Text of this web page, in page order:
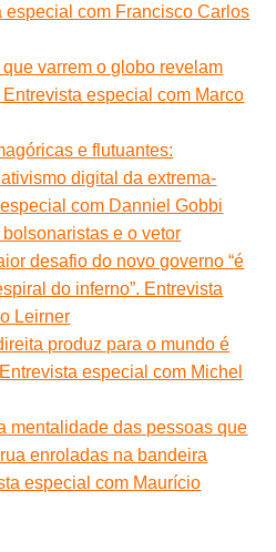
especial com Francisco Carlos
varrem o globo revelam
especial com Marco
e flutuantes:
digital da extrema-
com Danniel Gobbi
e o vetor
desafio do novo governo “é
do inferno”. Entrevista
Leirner
produz para o mundo é
especial com Michel
mentalidade das pessoas que
enroladas na bandeira
especial com Maurício